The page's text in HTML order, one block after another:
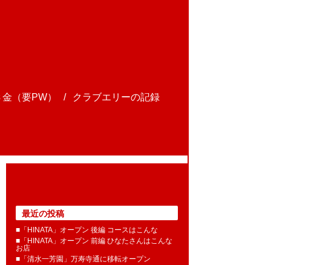
（要PW）
クラブエリーの記録
最近の投稿
■「HINATA」オープン 後編 コースはこんな
■「HINATA」オープン 前編 ひなたさんはこんな
お店
■「清水一芳園」万寿寺通に移転オープン